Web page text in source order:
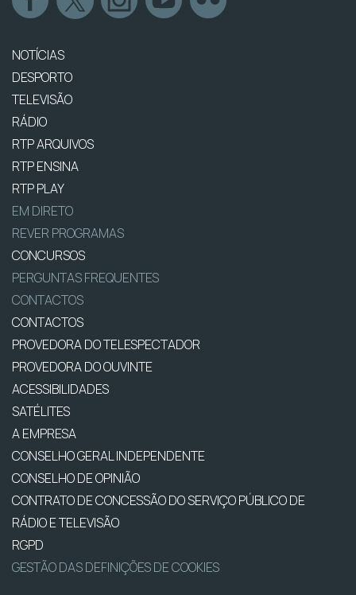
NOTÍCIAS
DESPORTO
TELEVISÃO
RÁDIO
RTP ARQUIVOS
RTP ENSINA
RTP PLAY
EM DIRETO
REVER PROGRAMAS
CONCURSOS
PERGUNTAS FREQUENTES
CONTACTOS
CONTACTOS
PROVEDORA DO TELESPECTADOR
PROVEDORA DO OUVINTE
ACESSIBILIDADES
SATÉLITES
A EMPRESA
CONSELHO GERAL INDEPENDENTE
CONSELHO DE OPINIÃO
CONTRATO DE CONCESSÃO DO SERVIÇO PÚBLICO DE
RÁDIO E TELEVISÃO
RGPD
GESTÃO DAS DEFINIÇÕES DE COOKIES